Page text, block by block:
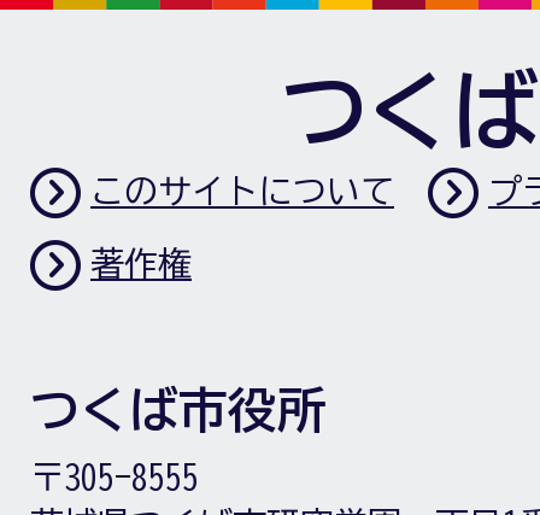
つく
このサイトについて プ
著作権
つくば市役所
〒305-8555